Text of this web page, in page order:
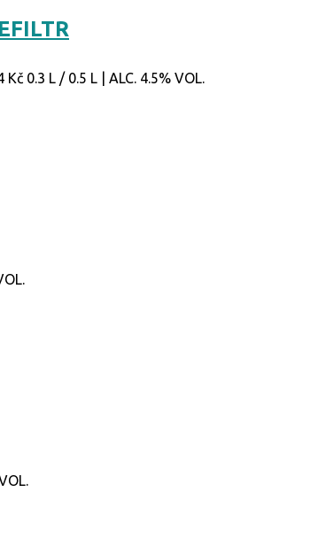
Kč 0.3 L / 0.5 L | ALC. 4.5% VOL.